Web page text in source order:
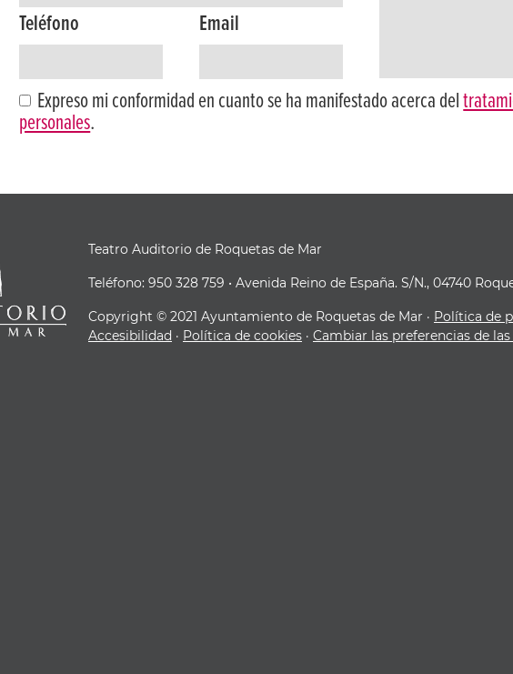
Teléfono Email
Expreso mi conformidad en cuanto se ha manifestado acerca del
personales.
Teatro Auditorio de Roquetas de Mar
Teléfono: 950 328 759 • Avenida Reino de España. S/N., 04740
Copyright © 2021 Ayuntamiento de Roquetas de Mar · Política de
Accesibilidad · Política de cookies · Cambiar las preferencias de